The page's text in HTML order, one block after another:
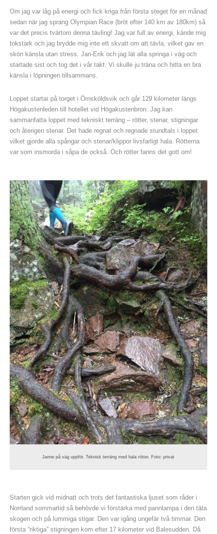
Om jag var låg på energi och fick kriga från första steget för en månad
sedan när jag sprang Olympian Race (bröt efter 140 km av 180km) så
var det precis tvärtom denna tävling! Jag var full av energi, kände mig
tokstark och jag brydde mig inte ett skvatt om att tävla, vilket gav en
skön känsla utan stress. Jan-Erik och jag lät alla springa i väg och
startade sist och tog det i vår takt. Vi skulle ju träna och hitta en bra
känsla i löpningen tillsammans.
Loppet startar på torget i Örnsköldsvik och går 129 kilometer längs
Högakustenleden till hotellet vid Högakustenbron. Jag kan
sammanfatta loppet med tekniskt terräng – rötter, stenar, stigningar
och återigen stenar. Det hade regnat och regnade stundtals i loppet
vilket gjorde alla spångar och stenar/klippor livsfarligt hala. Rötterna
var som insmorda i såpa de också. Och rötter fanns det gott om!
Janne på väg uppför. Teknisk terräng med hala rötter. Foto: privat
Starten gick vid midnatt och trots det fantastiska ljuset som råder i
Norrland sommartid så behövde vi förstärka med pannlampa i den täta
skogen och på lummiga stigar. Den var igång ungefär två timmar. Den
första ”riktiga” stigningen kom efter 17 kilometer vid Balesudden. Då